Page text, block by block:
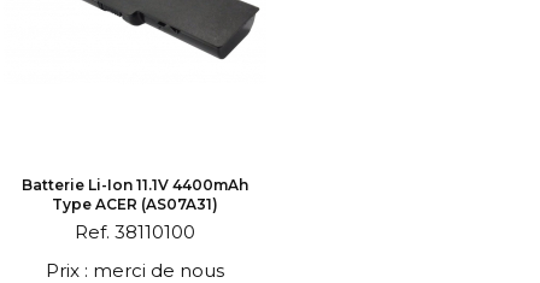
Batterie Li-Ion 11.1V 4400mAh
Type ACER (AS07A31)
Ref. 38110100
Prix : merci de nous